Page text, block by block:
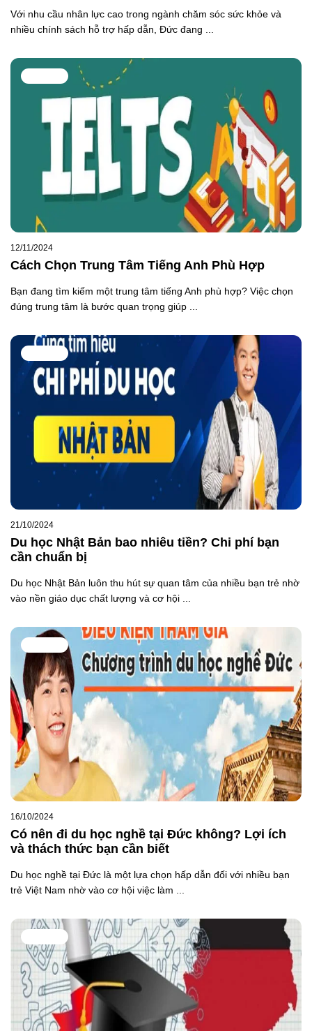
Với nhu cầu nhân lực cao trong ngành chăm sóc sức khỏe và
nhiều chính sách hỗ trợ hấp dẫn, Đức đang ...
12/11/2024
Cách Chọn Trung Tâm Tiếng Anh Phù Hợp
Bạn đang tìm kiếm một trung tâm tiếng Anh phù hợp? Việc chọn
đúng trung tâm là bước quan trọng giúp ...
21/10/2024
Du học Nhật Bản bao nhiêu tiền? Chi phí bạn
cần chuẩn bị
Du học Nhật Bản luôn thu hút sự quan tâm của nhiều bạn trẻ nhờ
vào nền giáo dục chất lượng và cơ hội ...
16/10/2024
Có nên đi du học nghề tại Đức không? Lợi ích
và thách thức bạn cần biết
Du học nghề tại Đức là một lựa chọn hấp dẫn đối với nhiều bạn
trẻ Việt Nam nhờ vào cơ hội việc làm ...